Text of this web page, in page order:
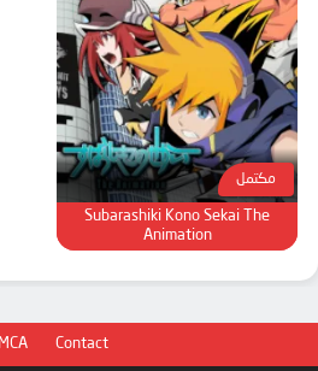
مكتمل
Subarashiki Kono Sekai The
Animation
Contact